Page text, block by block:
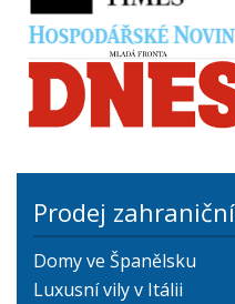
Prodej
Domy ve Španělsku
Luxusní vily v Itálii